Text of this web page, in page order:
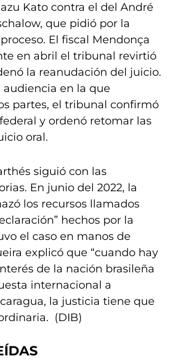
Kato contra el del André
que pidió por la
El fiscal Mendonça
en abril el tribunal revirtió
la reanudación del juicio.
audiencia en la que
partes, el tribunal confirmó
y ordenó retomar las
oral.
siguió con las
En junio del 2022, la
los recursos llamados
hechos por la
el caso en manos de
explicó que “cuando hay
de la nación brasileña
internacional a
la justicia tiene que
(DIB)